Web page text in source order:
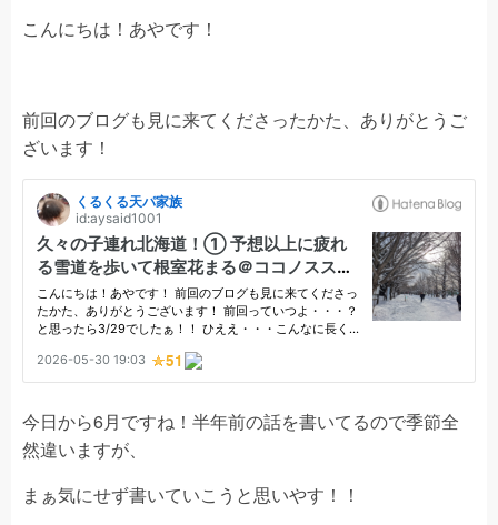
こんにちは！あやです！
前回のブログも見に来てくださったかた、ありがとうご
ざいます！
今日から6月ですね！半年前の話を書いてるので季節全
然違いますが、
まぁ気にせず書いていこうと思いやす！！